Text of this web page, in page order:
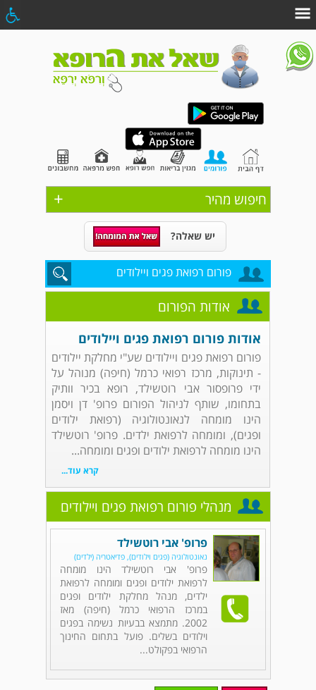
+ חיפוש מהיר
יש שאלה?
פורום רפואת פגים ויילודים
אודות הפורום
אודות פורום רפואת פגים ויילודים
פורום רפואת פגים ויילודים שע"י מחלקת יילודים
- תינוקות, מרכז רפואי כרמל (חיפה) מנוהל על
ידי פרופסור אבי רוטשילד, רופא בכיר וותיק
בתחומו, שותף לניהול הפורום פרופ' דן ויסמן
הינו מומחה לנאונטולוגיה (רפואת ילודים
ופגים), ומומחה לרפואת ילדים. פרופ' רוטשילד
הינו מומחה לרפואת ילודים ופגים ומומחה...
קרא עוד...
מנהלי פורום רפואת פגים ויילודים
פרופ' אבי רוטשילד
נאונטולוגיה (פגים וילודים), פדיאטריה (ילדים)
פרופ' אבי רוטשילד הינו מומחה
לרפואת ילודים ופגים ומומחה לרפואת
ילדים, מנהל מחלקת ילודים ופגים
במרכז הרפואי כרמל (חיפה) מאז
2002. מתמצא בבעיות נשימה בפגים
וילודים בשלים. פועל בתחום החינוך
הרפואי בפקולט...